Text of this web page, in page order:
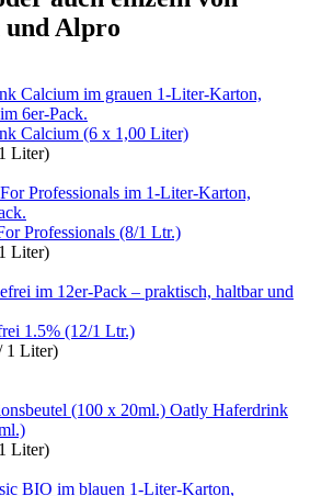
und Alpro
Calcium (6 x 1,00 Liter)
Liter)
Professionals (8/1 Ltr.)
Liter)
1.5% (12/1 Ltr.)
1 Liter)
Oatly Haferdrink
Liter)